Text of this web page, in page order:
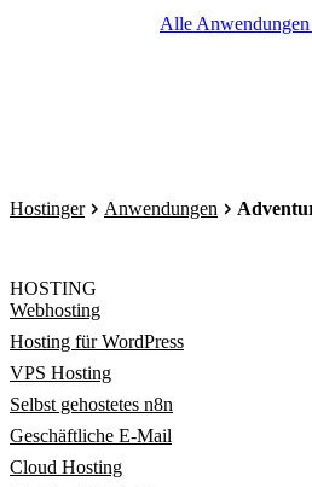
Alle Anwendungen
Hostinger Anwendungen
HOSTING
Webhosting
Hosting für WordPress
VPS Hosting
Selbst gehostetes n8n
Geschäftliche E-Mail
Cloud Hosting